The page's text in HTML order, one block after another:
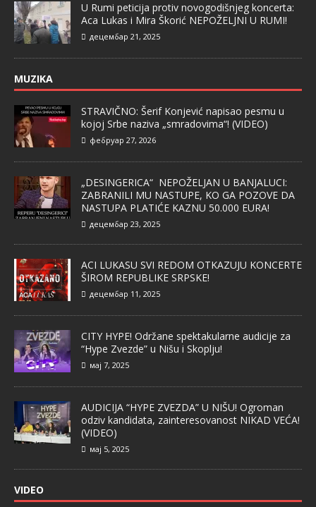
U Rumi peticija protiv novogodišnjeg koncerta:
Aca Lukas i Mira Škorić NEPOŽELJNI U RUMI!
децембар 21, 2025
MUZIKA
STRAVIČNO: Šerif Konjević napisao pesmu u
kojoj Srbe naziva „smradovima“! (VIDEO)
фебруар 27, 2026
„DESINGERICA“ NEPOŽELJAN U BANJALUCI:
ZABRANILI MU NASTUPE, KO GA POZOVE DA
NASTUPA PLATIĆE KAZNU 50.000 EURA!
децембар 23, 2025
ACI LUKASU SVI REDOM OTKAZUJU KONCERTE
ŠIROM REPUBLIKE SRPSKE!
децембар 11, 2025
CITY HYPE! Održane spektakularne audicije za
“Hype Zvezde” u Nišu i Skoplju!
мај 7, 2025
AUDICIJA “HYPE ZVEZDA” U NIŠU! Ogroman
odziv kandidata, zainteresovanost NIKAD VEĆA!
(VIDEO)
мај 5, 2025
VIDEO